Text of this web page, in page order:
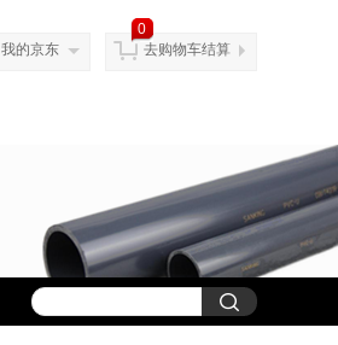
我的京东
0
去购物车结算